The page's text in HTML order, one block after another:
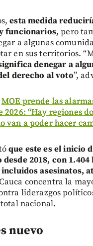
esta medida
funcionarios, pero
a algunas
en sus territorios.
denegar a
derecho al voto”,
MOE prende las
2026: “Hay regiones
van a poder hacer
que este es el inicio
2018, con 1.404
asesinatos,
concentra la
liderazgos
nacional.
nuevo